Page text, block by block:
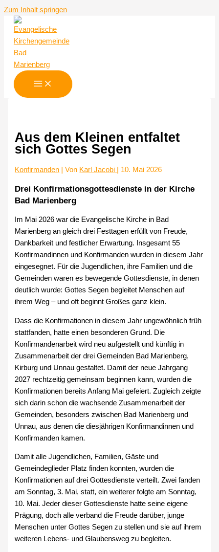
Zum Inhalt springen
Aus dem Kleinen entfaltet
sich Gottes Segen
Konfirmanden | Von Karl Jacobi | 10. Mai 2026
Drei Konfirmationsgottesdienste in der Kirche
Bad Marienberg
Im Mai 2026 war die Evangelische Kirche in Bad
Marienberg an gleich drei Festtagen erfüllt von Freude,
Dankbarkeit und festlicher Erwartung. Insgesamt 55
Konfirmandinnen und Konfirmanden wurden in diesem Jahr
eingesegnet. Für die Jugendlichen, ihre Familien und die
Gemeinden waren es bewegende Gottesdienste, in denen
deutlich wurde: Gottes Segen begleitet Menschen auf
ihrem Weg – und oft beginnt Großes ganz klein.
Dass die Konfirmationen in diesem Jahr ungewöhnlich früh
stattfanden, hatte einen besonderen Grund. Die
Konfirmandenarbeit wird neu aufgestellt und künftig in
Zusammenarbeit der drei Gemeinden Bad Marienberg,
Kirburg und Unnau gestaltet. Damit der neue Jahrgang
2027 rechtzeitig gemeinsam beginnen kann, wurden die
Konfirmationen bereits Anfang Mai gefeiert. Zugleich zeigte
sich darin schon die wachsende Zusammenarbeit der
Gemeinden, besonders zwischen Bad Marienberg und
Unnau, aus denen die diesjährigen Konfirmandinnen und
Konfirmanden kamen.
Damit alle Jugendlichen, Familien, Gäste und
Gemeindeglieder Platz finden konnten, wurden die
Konfirmationen auf drei Gottesdienste verteilt. Zwei fanden
am Sonntag, 3. Mai, statt, ein weiterer folgte am Sonntag,
10. Mai. Jeder dieser Gottesdienste hatte seine eigene
Prägung, doch alle verband die Freude darüber, junge
Menschen unter Gottes Segen zu stellen und sie auf ihrem
weiteren Lebens- und Glaubensweg zu begleiten.